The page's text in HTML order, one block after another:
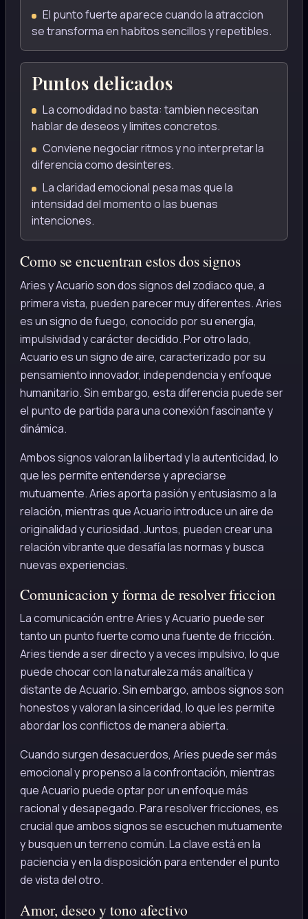
El punto fuerte aparece cuando la atraccion
se transforma en habitos sencillos y repetibles.
Puntos delicados
La comodidad no basta: tambien necesitan
hablar de deseos y limites concretos.
Conviene negociar ritmos y no interpretar la
diferencia como desinteres.
La claridad emocional pesa mas que la
intensidad del momento o las buenas
intenciones.
Como se encuentran estos dos signos
Aries y Acuario son dos signos del zodiaco que, a
primera vista, pueden parecer muy diferentes. Aries
es un signo de fuego, conocido por su energía,
impulsividad y carácter decidido. Por otro lado,
Acuario es un signo de aire, caracterizado por su
pensamiento innovador, independencia y enfoque
humanitario. Sin embargo, esta diferencia puede ser
el punto de partida para una conexión fascinante y
dinámica.
Ambos signos valoran la libertad y la autenticidad, lo
que les permite entenderse y apreciarse
mutuamente. Aries aporta pasión y entusiasmo a la
relación, mientras que Acuario introduce un aire de
originalidad y curiosidad. Juntos, pueden crear una
relación vibrante que desafía las normas y busca
nuevas experiencias.
Comunicacion y forma de resolver friccion
La comunicación entre Aries y Acuario puede ser
tanto un punto fuerte como una fuente de fricción.
Aries tiende a ser directo y a veces impulsivo, lo que
puede chocar con la naturaleza más analítica y
distante de Acuario. Sin embargo, ambos signos son
honestos y valoran la sinceridad, lo que les permite
abordar los conflictos de manera abierta.
Cuando surgen desacuerdos, Aries puede ser más
emocional y propenso a la confrontación, mientras
que Acuario puede optar por un enfoque más
racional y desapegado. Para resolver fricciones, es
crucial que ambos signos se escuchen mutuamente
y busquen un terreno común. La clave está en la
paciencia y en la disposición para entender el punto
de vista del otro.
Amor, deseo y tono afectivo